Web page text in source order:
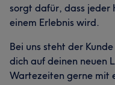
sorgt dafür, dass
einem Erlebnis wird.
Bei uns steht der
dich auf deinen neuen
Wartezeiten gerne mit